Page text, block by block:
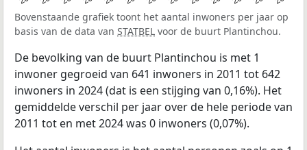
Bovenstaande grafiek toont het aantal inwoners per jaar op
basis van de data van STATBEL voor de buurt Plantinchou.
De bevolking van de buurt Plantinchou is met 1
inwoner gegroeid van 641 inwoners in 2011 tot 642
inwoners in 2024 (dat is een stijging van 0,16%). Het
gemiddelde verschil per jaar over de hele periode van
2011 tot en met 2024 was 0 inwoners (0,07%).